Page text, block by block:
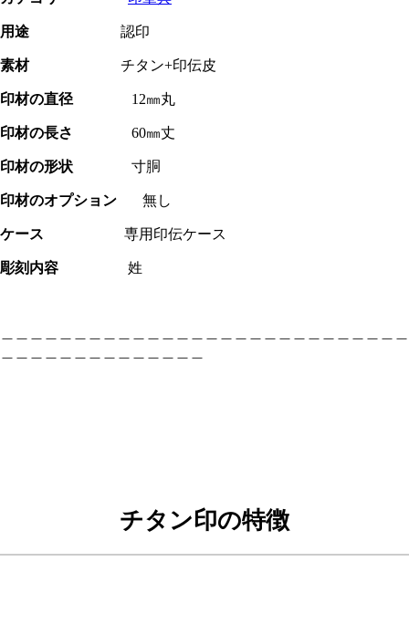
用途 認印
素材 チタン+印伝皮
印材の直径 12㎜丸
印材の長さ 60㎜丈
印材の形状 寸胴
印材のオプション 無し
ケース 専用印伝ケース
彫刻内容 姓
チタン印の特徴